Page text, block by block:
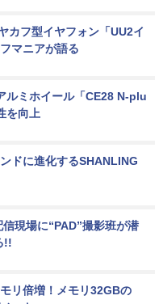
カフ型イヤフォン「UU2イ
マニアが語る
ルミホイール「CE28 N-plu
を向上
ドに進化するSHANLING
信現場に“PAD”撮影班が潜
!!
リ倍増！メモリ32GBの